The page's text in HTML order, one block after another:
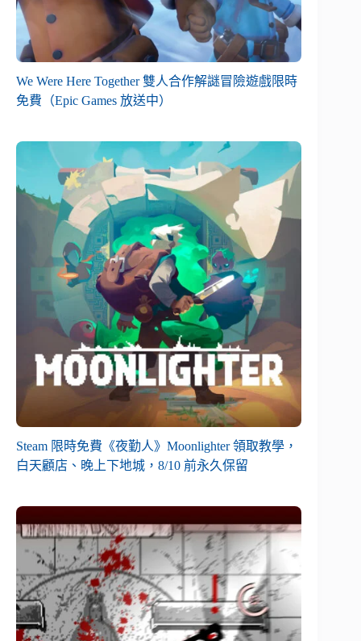
We Were Here Together 雙人合作解謎冒險遊戲限時
免費（Epic Games 放送中）
Steam 限時免費《夜勤人》Moonlighter 領取教學，
白天顧店、晚上下地城，8/10 前永久保留